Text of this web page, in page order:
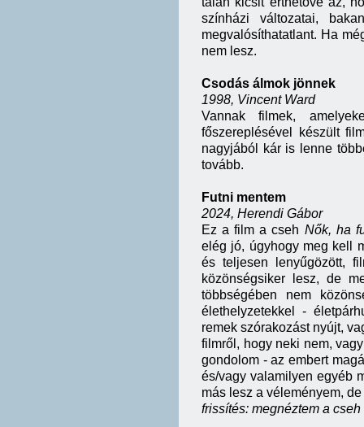
színházi változatai,
megvalósíthatatlant. Ha
nem lesz.
Csodás álmok jönnek
1998, Vincent Ward
Vannak filmek,
főszereplésével készült
nagyjából kár is lenne
tovább.
Futni mentem
2024, Herendi Gábor
Ez a film a cseh Nők, ha
elég jó, úgyhogy meg kell
és teljesen lenyűgözött,
közönségsiker lesz, de
többségében nem
élethelyzetekkel -
remek szórakozást nyújt,
filmről, hogy neki nem,
gondolom - az embert
és/vagy valamilyen egyéb
más lesz a véleményem,
frissítés: megnéztem a